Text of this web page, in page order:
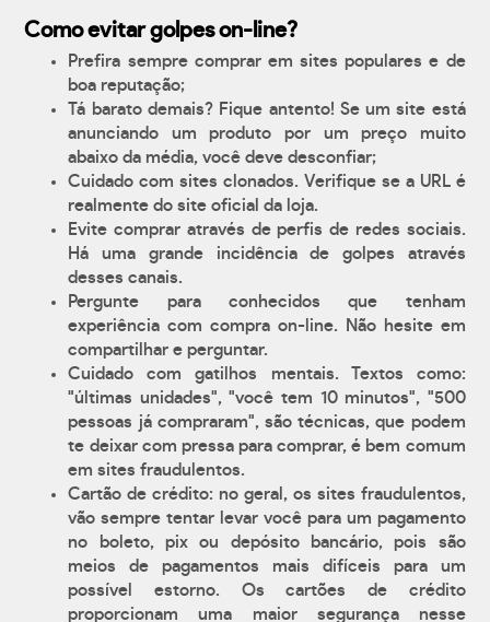
Como evitar golpes on-line?
Prefira sempre comprar em sites populares e de
boa reputação;
Tá barato demais? Fique antento! Se um site está
anunciando um produto por um preço muito
abaixo da média, você deve desconfiar;
Cuidado com sites clonados. Verifique se a URL é
realmente do site oficial da loja.
Evite comprar através de perfis de redes sociais.
Há uma grande incidência de golpes através
desses canais.
Pergunte para conhecidos que tenham
experiência com compra on-line. Não hesite em
compartilhar e perguntar.
Cuidado com gatilhos mentais. Textos como:
"últimas unidades", "você tem 10 minutos", "500
pessoas já compraram", são técnicas, que podem
te deixar com pressa para comprar, é bem comum
em sites fraudulentos.
Cartão de crédito: no geral, os sites fraudulentos,
vão sempre tentar levar você para um pagamento
no boleto, pix ou depósito bancário, pois são
meios de pagamentos mais difíceis para um
possível estorno. Os cartões de crédito
proporcionam uma maior segurança nesse